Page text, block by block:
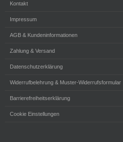
Kontakt
Impressum
AGB & Kundeninformationen
Zahlung & Versand
Datenschutzerklärung
Widerrufbelehrung & Muster-Widerrufsformular
Barrierefreiheitserklärung
Cookie Einstellungen